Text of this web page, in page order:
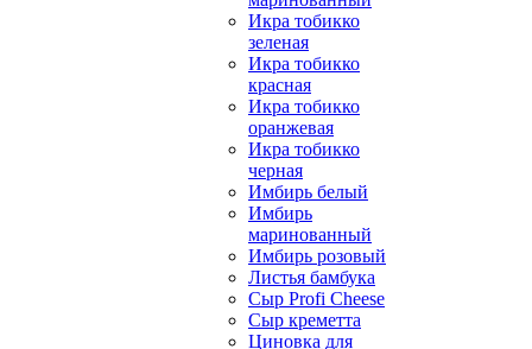
Икра тобикко
зеленая
Икра тобикко
красная
Икра тобикко
оранжевая
Икра тобикко
черная
Имбирь белый
Имбирь
маринованный
Имбирь розовый
Листья бамбука
Сыр Profi Cheese
Сыр креметта
Циновка для